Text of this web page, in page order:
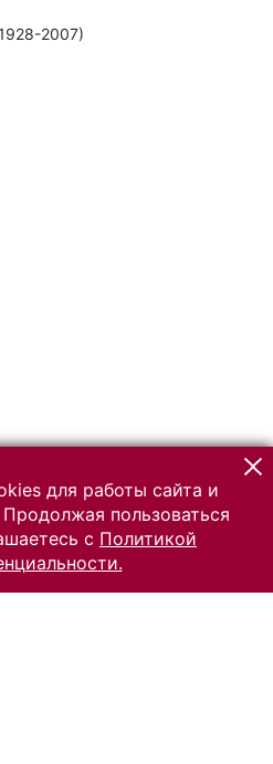
2007)
для работы сайта и
пользоваться
с Политикой